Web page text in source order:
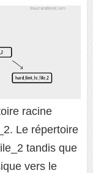
racine
Le répertoire
tandis que
vers le